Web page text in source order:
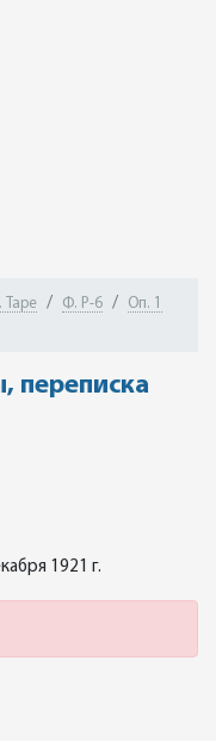
Таре Ф. Р-6 Оп. 1
переписка
1921 г.